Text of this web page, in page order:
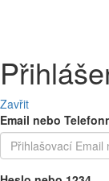
Zavřit
Email nebo